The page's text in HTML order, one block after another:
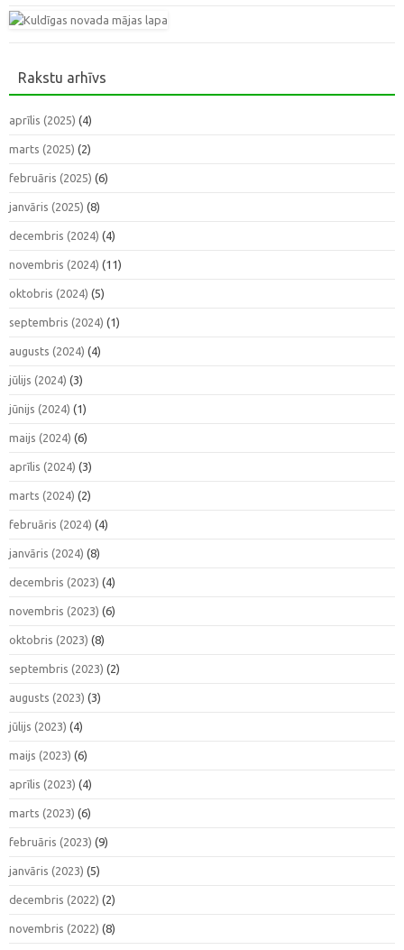
Rakstu arhīvs
aprīlis (2025) (4)
marts (2025) (2)
februāris (2025) (6)
janvāris (2025) (8)
decembris (2024) (4)
novembris (2024) (11)
oktobris (2024) (5)
septembris (2024) (1)
augusts (2024) (4)
jūlijs (2024) (3)
jūnijs (2024) (1)
maijs (2024) (6)
aprīlis (2024) (3)
marts (2024) (2)
februāris (2024) (4)
janvāris (2024) (8)
decembris (2023) (4)
novembris (2023) (6)
oktobris (2023) (8)
septembris (2023) (2)
augusts (2023) (3)
jūlijs (2023) (4)
maijs (2023) (6)
aprīlis (2023) (4)
marts (2023) (6)
februāris (2023) (9)
janvāris (2023) (5)
decembris (2022) (2)
novembris (2022) (8)